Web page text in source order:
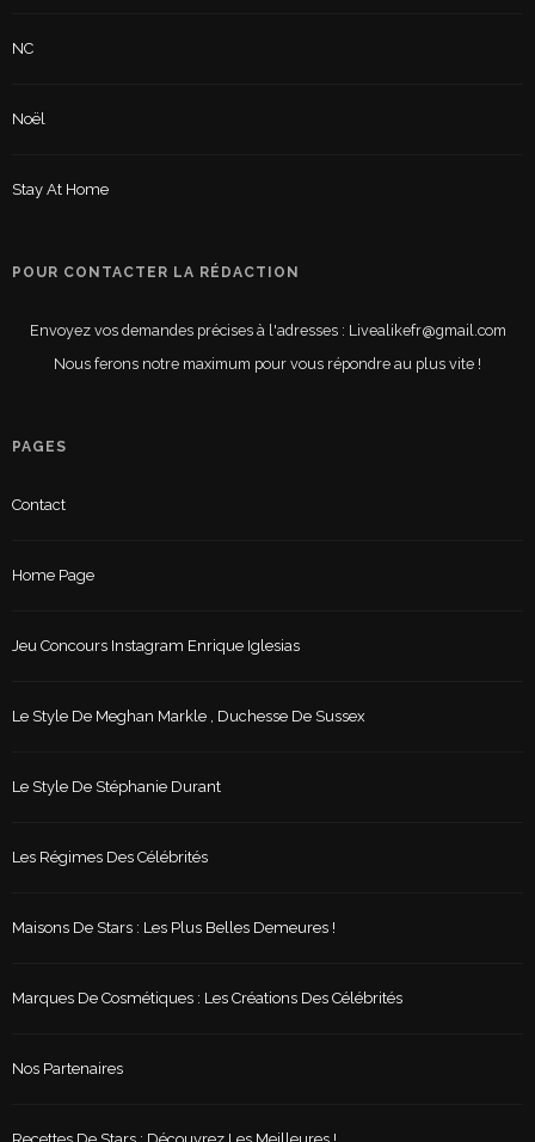
NC
Noël
Stay At Home
POUR CONTACTER LA RÉDACTION
Envoyez vos demandes précises à l'adresses : Livealikefr@gmail.com
Nous ferons notre maximum pour vous répondre au plus vite !
PAGES
Contact
Home Page
Jeu Concours Instagram Enrique Iglesias
Le Style De Meghan Markle , Duchesse De Sussex
Le Style De Stéphanie Durant
Les Régimes Des Célébrités
Maisons De Stars : Les Plus Belles Demeures !
Marques De Cosmétiques : Les Créations Des Célébrités
Nos Partenaires